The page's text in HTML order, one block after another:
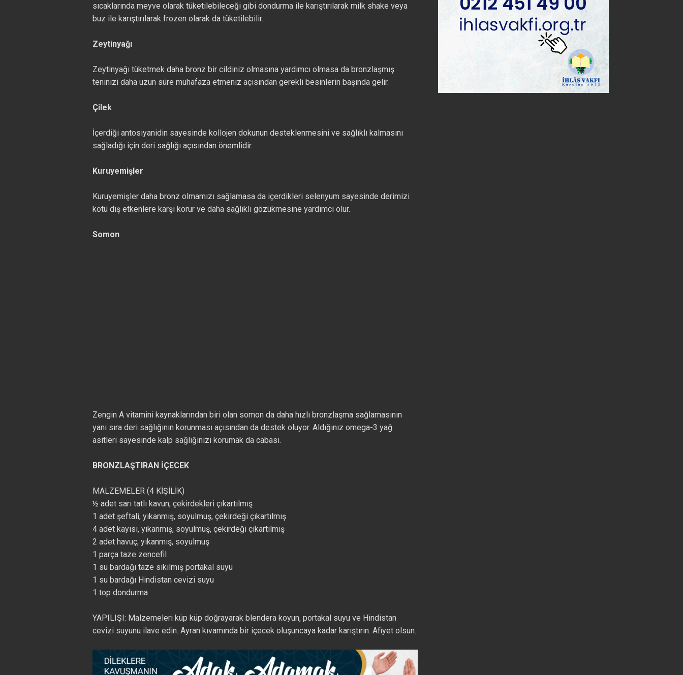
sıcaklarında meyve olarak tüketilebileceği gibi dondurma ile karıştırılarak milk shake veya
buz ile karıştırılarak frozen olarak da tüketilebilir.
Zeytinyağı
Zeytinyağı tüketmek daha bronz bir cildiniz olmasına yardımcı olmasa da bronzlaşmış
teninizi daha uzun süre muhafaza etmeniz açısından gerekli besinlerin başında gelir.
Çilek
İçerdiği antosiyanidin sayesinde kollojen dokunun desteklenmesini ve sağlıklı kalmasını
sağladığı için deri sağlığı açısından önemlidir.
Kuruyemişler
Kuruyemişler daha bronz olmamızı sağlamasa da içerdikleri selenyum sayesinde derimizi
kötü dış etkenlere karşı korur ve daha sağlıklı gözükmesine yardımcı olur.
Somon
Zengin A vitamini kaynaklarından biri olan somon da daha hızlı bronzlaşma sağlamasının
yanı sıra deri sağlığının korunması açısından da destek oluyor. Aldığınız omega-3 yağ
asitleri sayesinde kalp sağlığınızı korumak da cabası.
BRONZLAŞTIRAN İÇECEK
MALZEMELER (4 KİŞİLİK)
½ adet sarı tatlı kavun, çekirdekleri çıkartılmış
1 adet şeftali, yıkanmış, soyulmuş, çekirdeği çıkartılmış
4 adet kayısı, yıkanmış, soyulmuş, çekirdeği çıkartılmış
2 adet havuç, yıkanmış, soyulmuş
1 parça taze zencefil
1 su bardağı taze sıkılmış portakal suyu
1 su bardağı Hindistan cevizi suyu
1 top dondurma
YAPILIŞI: Malzemeleri küp küp doğrayarak blendera koyun, portakal suyu ve Hindistan
cevizi suyunu ilave edin. Ayran kıvamında bir içecek oluşuncaya kadar karıştırın. Afiyet olsun.